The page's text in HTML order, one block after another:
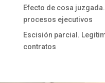
Efecto de cosa
procesos ejecutivos
Escisión parcial.
contratos